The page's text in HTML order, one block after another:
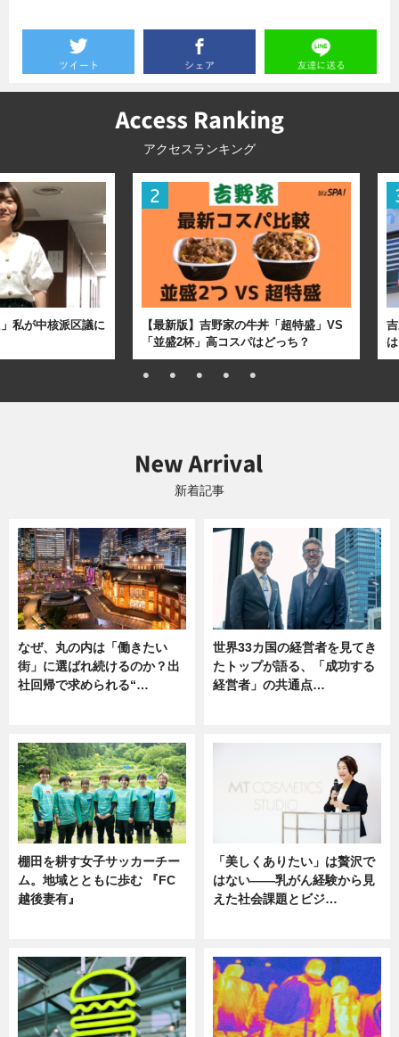
アクセスランキング
私が中核派区議に
【最新版】吉野家の牛丼「超特盛」VS
「並盛2杯」高コスパはどっち？
新着記事
なぜ、丸の内は「働きたい
街」に選ばれ続けるのか？出
社回帰で求められる“…
世界33カ国の経営者を見てき
たトップが語る、「成功する
経営者」の共通点…
棚田を耕す女子サッカーチー
ム。地域とともに歩む 『FC
越後妻有』
「美しくありたい」は贅沢で
はない――乳がん経験から見
えた社会課題とビジ…